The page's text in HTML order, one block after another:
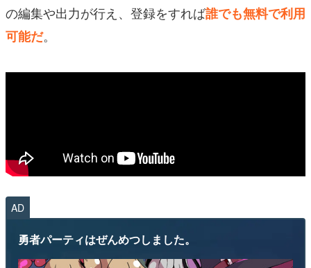
電ファミニコゲーマーとは？
運営：株式会社マレ
の編集や出力が行え、登録をすれば誰でも無料で利用
可能だ。
AD
勇者パーティはぜんめつしました。